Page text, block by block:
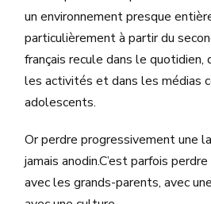
un environnement presque
particulièrement à partir du
français recule dans le quotidien,
les activités et dans les médias
adolescents.
Or perdre progressivement une
jamais anodin.C’est parfois
avec les grands-parents, avec